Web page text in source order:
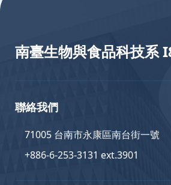
南臺生物與食品科技系
聯絡我們
71005 台南市永康區南台街一號
+886-6-253-3131 ext.3901